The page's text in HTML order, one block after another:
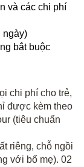
và các chi phí
ngày)
bắt buộc
chi phí cho trẻ,
được kèm theo
(tiêu chuẩn
riêng, chỗ ngồi
với bố mẹ). 02